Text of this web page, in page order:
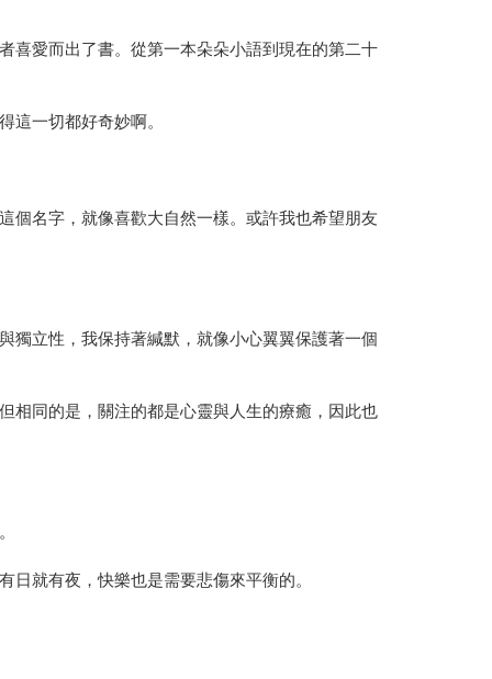
喜愛而出了書。從第一本朵朵小語到現在的第二十
這一切都好奇妙啊。
個名字，就像喜歡大自然一樣。或許我也希望朋友
獨立性，我保持著緘默，就像小心翼翼保護著一個
相同的是，關注的都是心靈與人生的療癒，因此也
就有夜，快樂也是需要悲傷來平衡的。